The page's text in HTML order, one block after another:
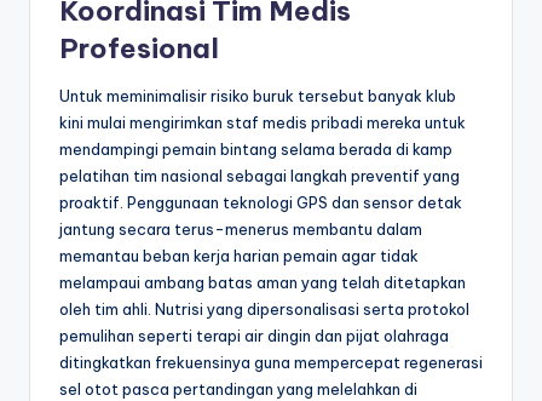
Koordinasi Tim Medis
Profesional
Untuk meminimalisir risiko buruk tersebut banyak klub
kini mulai mengirimkan staf medis pribadi mereka untuk
mendampingi pemain bintang selama berada di kamp
pelatihan tim nasional sebagai langkah preventif yang
proaktif. Penggunaan teknologi GPS dan sensor detak
jantung secara terus-menerus membantu dalam
memantau beban kerja harian pemain agar tidak
melampaui ambang batas aman yang telah ditetapkan
oleh tim ahli. Nutrisi yang dipersonalisasi serta protokol
pemulihan seperti terapi air dingin dan pijat olahraga
ditingkatkan frekuensinya guna mempercepat regenerasi
sel otot pasca pertandingan yang melelahkan di